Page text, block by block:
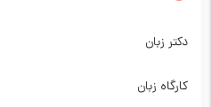
دکتر زبان
کارگاه زبان